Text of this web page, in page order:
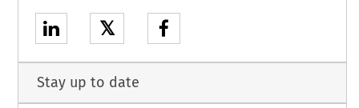
𝕏
Stay up to date